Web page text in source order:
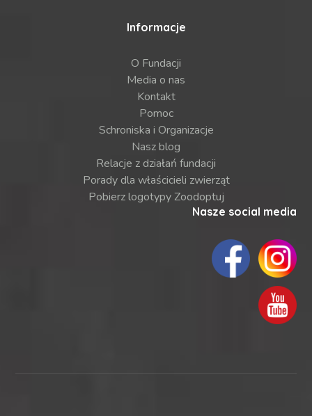
Informacje
O Fundacji
Media o nas
Kontakt
Pomoc
Schroniska i Organizacje
Nasz blog
Relacje z działań fundacji
Porady dla właścicieli zwierząt
Pobierz logotypy Zoodoptuj
Nasze social media